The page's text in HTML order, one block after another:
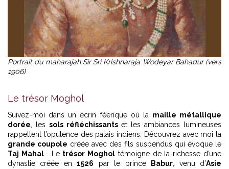
Portrait du maharajah Sir Sri Krishnaraja Wodeyar Bahadur (vers
1906)
Le trésor Moghol
Suivez-moi dans un écrin féerique où la maille métallique
dorée , les sols réfléchissantset les ambiances lumineuses
rappellent l’opulence des palais indiens. Découvrez avec moi la
grande coupole créée avec des fils suspendus qui évoque le
Taj Mahal... Le trésor Moghol témoigne de la richesse d’une
dynastie créée en1526 par le prince Babur , venu d’Asie